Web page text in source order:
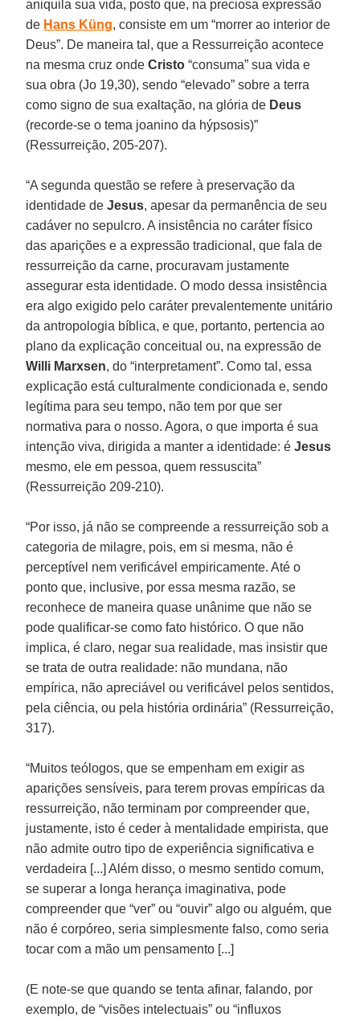
aniquila sua vida, posto que, na preciosa expressão
de Hans Küng, consiste em um “morrer ao interior de
Deus”. De maneira tal, que a Ressurreição acontece
na mesma cruz ondeCristo“consuma” sua vida e
sua obra (Jo 19,30), sendo “elevado” sobre a terra
como signo de sua exaltação, na glória de Deus
(recorde-se o tema joanino da hýpsosis)”
(Ressurreição, 205-207).
“A segunda questão se refere à preservação da
identidade deJesus, apesar da permanência de seu
cadáver no sepulcro. A insistência no caráter físico
das aparições e a expressão tradicional, que fala de
ressurreição da carne, procuravam justamente
assegurar esta identidade. O modo dessa insistência
era algo exigido pelo caráter prevalentemente unitário
da antropologia bíblica, e que, portanto, pertencia ao
plano da explicação conceitual ou, na expressão de
Willi Marxsen, do “interpretament”. Como tal, essa
explicação está culturalmente condicionada e, sendo
legítima para seu tempo, não tem por que ser
normativa para o nosso. Agora, o que importa é sua
intenção viva, dirigida a manter a identidade: éJesus
mesmo, ele em pessoa, quem ressuscita”
(Ressurreição 209-210).
“Por isso, já não se compreende a ressurreição sob a
categoria de milagre, pois, em si mesma, não é
perceptível nem verificável empiricamente. Até o
ponto que, inclusive, por essa mesma razão, se
reconhece de maneira quase unânime que não se
pode qualificar-se como fato histórico. O que não
implica, é claro, negar sua realidade, mas insistir que
se trata de outra realidade: não mundana, não
empírica, não apreciável ou verificável pelos sentidos,
pela ciência, ou pela história ordinária” (Ressurreição,
317).
“Muitos teólogos, que se empenham em exigir as
aparições sensíveis, para terem provas empíricas da
ressurreição, não terminam por compreender que,
justamente, isto é ceder à mentalidade empirista, que
não admite outro tipo de experiência significativa e
verdadeira [...] Além disso, o mesmo sentido comum,
se superar a longa herança imaginativa, pode
compreender que “ver” ou “ouvir” algo ou alguém, que
não é corpóreo, seria simplesmente falso, como seria
tocar com a mão um pensamento [...]
(E note-se que quando se tenta afinar, falando, por
exemplo, de “visões intelectuais” ou “influxos